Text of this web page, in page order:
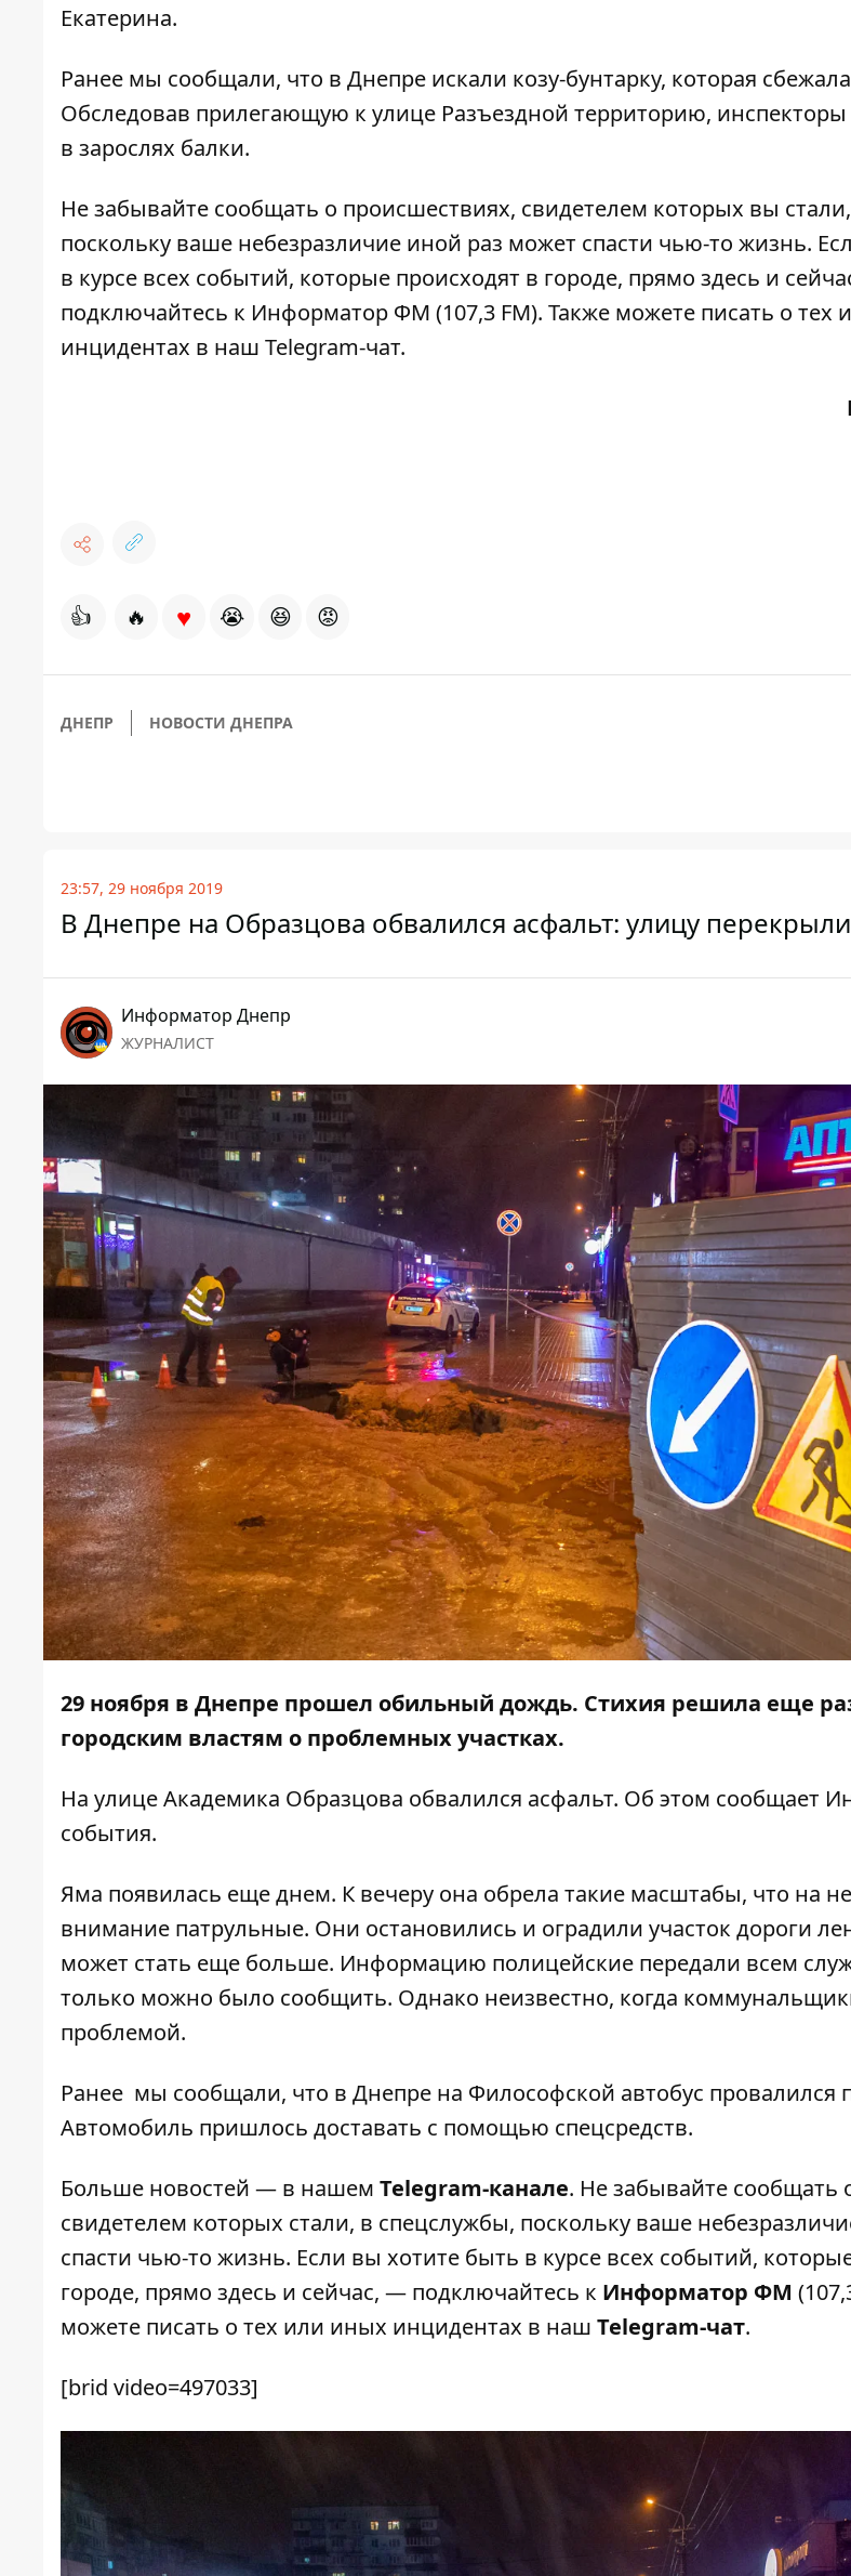
Екатерина.
Ранее мы сообщали, что в Днепре искали козу-бунтарку, которая
Обследовав прилегающую к улице Разъездной территорию, инспекторы
в зарослях балки.
Не забывайте сообщать о происшествиях, свидетелем которых вы
поскольку ваше небезразличие иной раз может спасти чью-то жизнь.
в курсе всех событий, которые происходят в городе, прямо здесь и
подключайтесь к Информатор ФМ (107,3 FM). Также можете писать о тех
инцидентах в наш Telegram-чат.
👍 🔥 ♥ 😭 😆 😡
ДНЕПР НОВОСТИ ДНЕПРА
23:57, 29 ноября 2019
В Днепре на Образцова обвалился асфальт: улицу перекрыли
Информатор Днепр
ЖУРНАЛИСТ
29 ноября в Днепре прошел обильный дождь. Стихия решила еще
городским властям о проблемных участках.
На улице Академика Образцова обвалился асфальт. Об этом сообщает
события.
Яма появилась еще днем. К вечеру она обрела такие масштабы, что на
внимание патрульные. Они остановились и оградили участок дороги
может стать еще больше. Информацию полицейские передали всем
только можно было сообщить. Однако неизвестно, когда
проблемой.
Ранее мы сообщали, что в Днепре на Философской автобус провалился
Автомобиль пришлось доставать с помощью спецсредств.
Больше новостей — в нашем Telegram-канале. Не забывайте сообщать
свидетелем которых стали, в спецслужбы, поскольку ваше
спасти чью-то жизнь. Если вы хотите быть в курсе всех событий,
городе, прямо здесь и сейчас, — подключайтесь к Информатор ФМ
можете писать о тех или иных инцидентах в наш Telegram-чат.
[brid video=497033]